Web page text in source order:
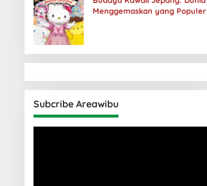
Menggemaskan yang Populer
Subcribe Areawibu